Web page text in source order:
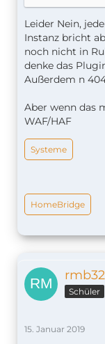
Leider Nein,
Instanz bricht
noch nicht in
denke das
Außerdem n
Aber wenn das
WAF/HAF
Systeme
HomeBridge
rmb32
Schüler
15. Januar 2019